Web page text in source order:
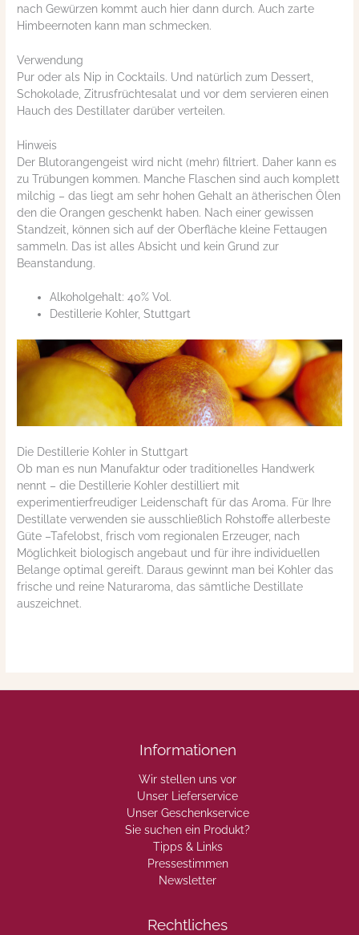
nach Gewürzen kommt auch hier dann durch. Auch zarte
Himbeernoten kann man schmecken.
Verwendung
Pur oder als Nip in Cocktails. Und natürlich zum Dessert,
Schokolade, Zitrusfrüchtesalat und vor dem servieren einen
Hauch des Destillater darüber verteilen.
Hinweis
Der Blutorangengeist wird nicht (mehr) filtriert. Daher kann es
zu Trübungen kommen. Manche Flaschen sind auch komplett
milchig – das liegt am sehr hohen Gehalt an ätherischen Ölen
den die Orangen geschenkt haben. Nach einer gewissen
Standzeit, können sich auf der Oberfläche kleine Fettaugen
sammeln. Das ist alles Absicht und kein Grund zur
Beanstandung.
Alkoholgehalt: 40% Vol.
Destillerie Kohler, Stuttgart
Die Destillerie Kohler in Stuttgart
Ob man es nun Manufaktur oder traditionelles Handwerk
nennt – die Destillerie Kohler destilliert mit
experimentierfreudiger Leidenschaft für das Aroma. Für Ihre
Destillate verwenden sie ausschließlich Rohstoffe allerbeste
Güte –Tafelobst, frisch vom regionalen Erzeuger, nach
Möglichkeit biologisch angebaut und für ihre individuellen
Belange optimal gereift. Daraus gewinnt man bei Kohler das
frische und reine Naturaroma, das sämtliche Destillate
auszeichnet.
Informationen
Wir stellen uns vor
Unser Lieferservice
Unser Geschenkservice
Sie suchen ein Produkt?
Tipps & Links
Pressestimmen
Newsletter
Rechtliches